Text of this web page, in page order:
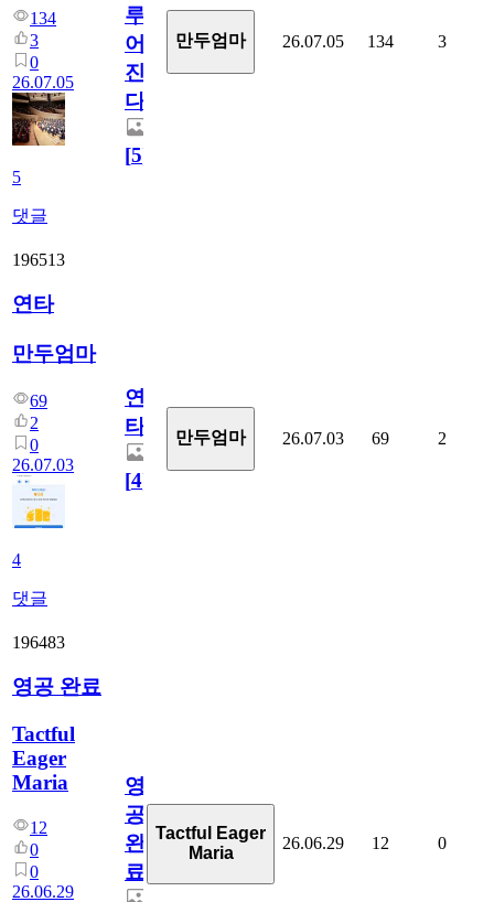
134
3
0
26.07.05
5
댓글
루
어
진
다.
[5]
만두엄마 26.07.05 134 3
196513
연타
만두엄마
69
2
0
26.07.03
4
댓글
연
타
[4]
만두엄마 26.07.03 69 2
196483
영공 완료
Tactful
Eager
Maria
12
0
0
26.06.29
영
공
완
료
Tactful Eager
Maria
26.06.29 12 0